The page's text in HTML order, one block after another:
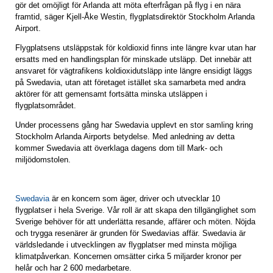
gör det omöjligt för Arlanda att möta efterfrågan på flyg i en nära
framtid, säger Kjell-Åke Westin, flygplatsdirektör Stockholm Arlanda
Airport.
Flygplatsens utsläppstak för koldioxid finns inte längre kvar utan har
ersatts med en handlingsplan för minskade utsläpp. Det innebär att
ansvaret för vägtrafikens koldioxidutsläpp inte längre ensidigt läggs
på Swedavia, utan att företaget istället ska samarbeta med andra
aktörer för att gemensamt fortsätta minska utsläppen i
flygplatsområdet.
Under processens gång har Swedavia upplevt en stor samling kring
Stockholm Arlanda Airports betydelse. Med anledning av detta
kommer Swedavia att överklaga dagens dom till Mark- och
miljödomstolen.
Swedaviaär en koncern som äger, driver och utvecklar 10
flygplatser i hela Sverige. Vår roll är att skapa den tillgänglighet som
Sverige behöver för att underlätta resande, affärer och möten. Nöjda
och trygga resenärer är grunden för Swedavias affär. Swedavia är
världsledande i utvecklingen av flygplatser med minsta möjliga
klimatpåverkan. Koncernen omsätter cirka 5 miljarder kronor per
helår och har 2 600 medarbetare.